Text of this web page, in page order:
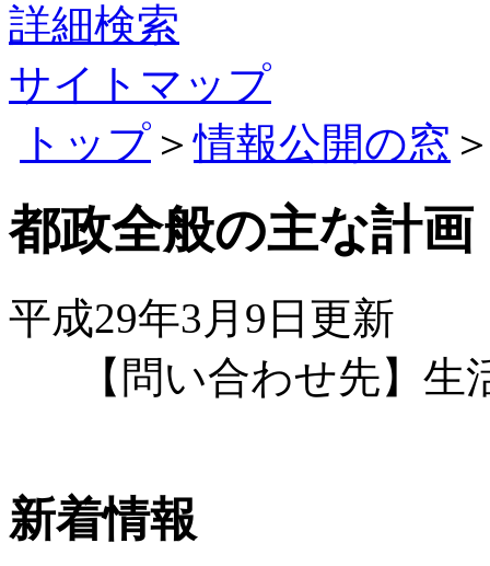
詳細検索
サイトマップ
トップ ＞情報公開の窓
都政全般の主な計画
平成29年3月9日更新
【問い合わせ先】
新着情報